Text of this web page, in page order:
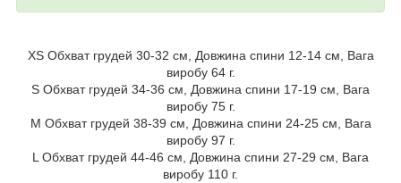
XS Обхват грудей 30-32 см, Довжина спини 12-14 см, Вага
виробу 64 г.
S Обхват грудей 34-36 см, Довжина спини 17-19 см, Вага
виробу 75 г.
M Обхват грудей 38-39 см, Довжина спини 24-25 см, Вага
виробу 97 г.
L Обхват грудей 44-46 см, Довжина спини 27-29 см, Вага
виробу 110 г.